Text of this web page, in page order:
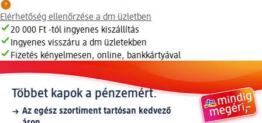
Elérhetőség ellenőrzése a dm üzletben
20 000 Ft -tól ingyenes kiszállítás
Ingyenes visszáru a dm üzletekben
Fizetés kényelmesen, online, bankkártyával
Többet kapok a pénzemért.
Az egész szortiment tartósan kedvező